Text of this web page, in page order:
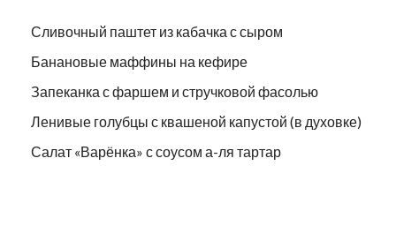
Сливочный паштет из кабачка с сыром
Банановые маффины на кефире
Запеканка с фаршем и стручковой фасолью
Ленивые голубцы с квашеной капустой (в духовке)
Салат «Варёнка» с соусом а-ля тартар